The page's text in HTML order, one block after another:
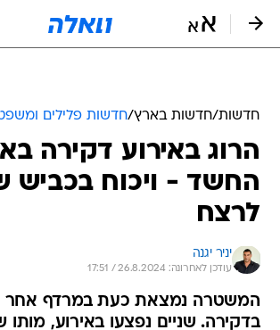
הרוג באירוע דקירה
החשד - ויכוח בכביש
לרצח
יניר יגנה
עודכן לאחרונה: 26.8.2024 / 17:51
המשטרה נמצאת כעת במרדף אחר
בדקירה. שניים נפצעו באירוע,
נקבע בבית החולים. החשד הוא
הסלימה לכדי אלימות - והסתיימה